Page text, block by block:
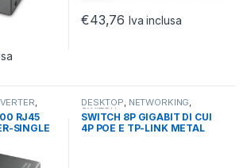
€43,76 Iva inclusa
,
RJ45
SINGLE
DESKTOP, NETWORKING,
SWITCH
SWITCH 8P GIGABIT DI CUI
4P POE E TP-LINK METAL